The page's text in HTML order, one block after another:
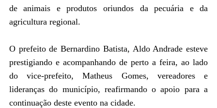
de animais e produtos oriundos da pecuária e da
agricultura regional.
O prefeito de Bernardino Batista, Aldo Andrade esteve
prestigiando e acompanhando de perto a feira, ao lado
do vice-prefeito, Matheus Gomes, vereadores e
lideranças do município, reafirmando o apoio para a
continuação deste evento na cidade.